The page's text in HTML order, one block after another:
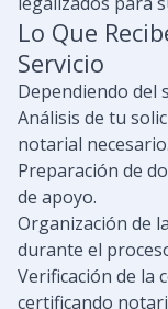
Lo Que
Servicio
Dependiendo del
Análisis de tu
notarial necesario.
Preparación de
de apoyo.
Organización de
durante el
Verificación de la
certificando